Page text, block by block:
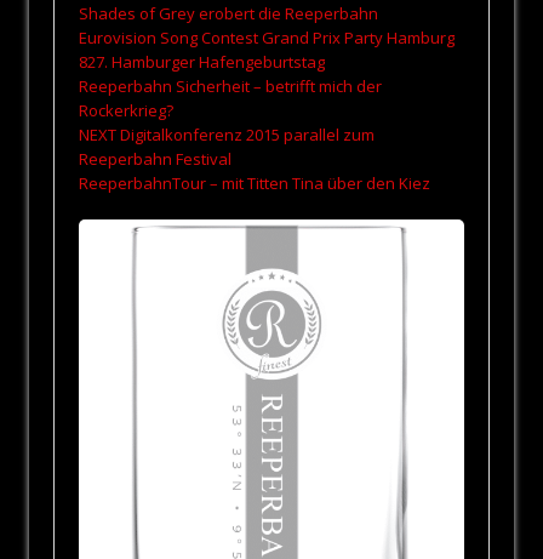
Shades of Grey erobert die Reeperbahn
Eurovision Song Contest Grand Prix Party Hamburg
827. Hamburger Hafengeburtstag
Reeperbahn Sicherheit – betrifft mich der
Rockerkrieg?
NEXT Digitalkonferenz 2015 parallel zum
Reeperbahn Festival
ReeperbahnTour – mit Titten Tina über den Kiez